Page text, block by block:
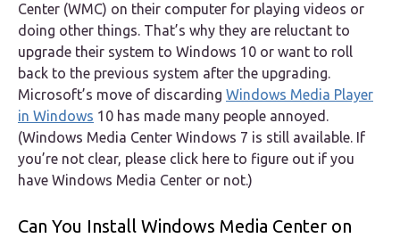
Center (WMC) on their computer for playing videos or
doing other things. That’s why they are reluctant to
upgrade their system to Windows 10 or want to roll
back to the previous system after the upgrading.
Microsoft’s move of discarding Windows Media Player
in Windows 10 has made many people annoyed.
(Windows Media Center Windows 7 is still available. If
you’re not clear, please click here to figure out if you
have Windows Media Center or not.)
Can You Install Windows Media Center on